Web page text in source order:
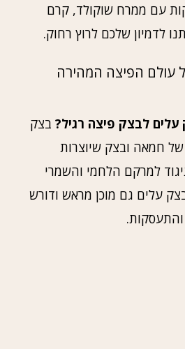
עם ממרח שוקולד, קרם
לדמיון שלכם לרוץ רחוק.
עולם הפיצה המהירה
לבצק פיצה רגיל? בצק
חמאה ובצק שיוצרות
למרקם הלחמי והשמרי
עלים גם מוכן מראש ודורש